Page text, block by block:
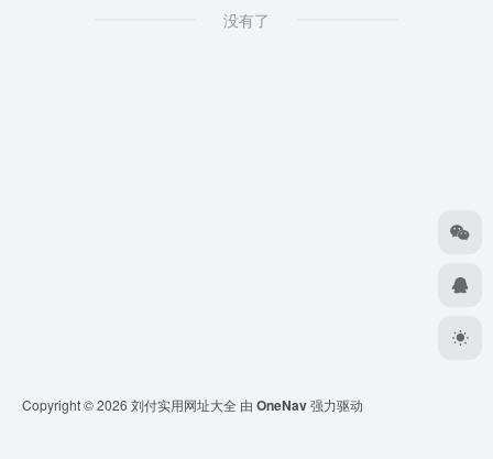
没有了
Copyright © 2026 刘付实用网址大全 由 OneNav强力驱动